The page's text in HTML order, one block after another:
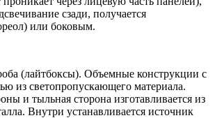
сзади, получается
или боковым.
(лайтбоксы). Объемные конструкции с
из светопропускающего материала.
и тыльная сторона изготавливается из
Внутри устанавливается источник